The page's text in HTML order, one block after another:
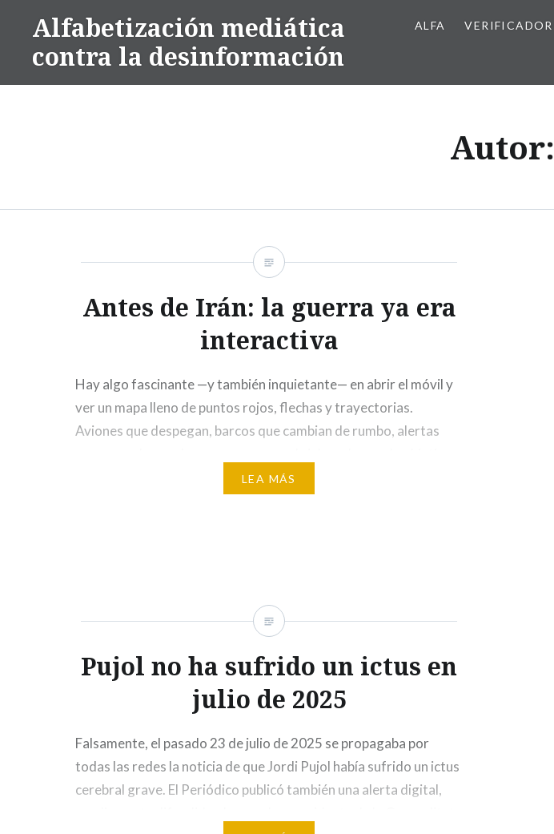
contenidoAlfabetización mediática
contra la desinformación
ALFA VERIFICADOR
Autor:
Antes de Irán: la guerra ya era
interactiva
Hay algo fascinante —y también inquietante— en abrir el móvil y
ver un mapa lleno de puntos rojos, flechas y trayectorias.
Aviones que despegan, barcos que cambian de rumbo, alertas
que no vemos, pero intuimos. Todo parece ordenado, casi
LEA MÁS
Pujol no ha sufrido un ictus en
julio de 2025
Falsamente, el pasado 23 de julio de 2025 se propagaba por
todas las redes la noticia de que Jordi Pujol había sufrido un ictus
cerebral grave. El Periódico publicó también una alerta digital,